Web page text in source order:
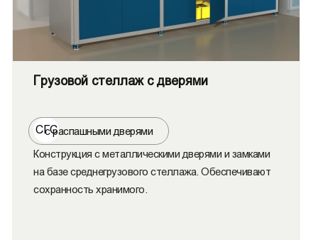
Грузовой стеллаж с дверями
СГС
с распашными дверями
Конструкция с металлическими дверями и замками
на базе среднегрузового стеллажа. Обеспечивают
сохранность хранимого.